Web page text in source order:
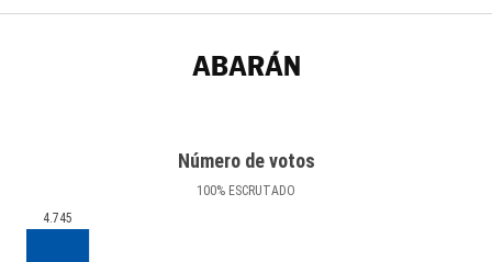
ABARÁN
Número de votos
100% ESCRUTADO
4.745